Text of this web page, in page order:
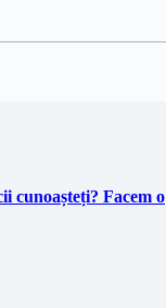
cunoașteți? Facem o